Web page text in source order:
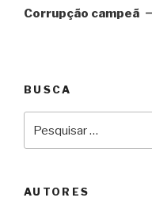
Corrupção campeã
BUSCA
por:
AUTORES